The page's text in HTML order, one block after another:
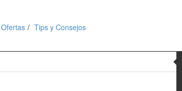
Ofertas Tips y Consejos